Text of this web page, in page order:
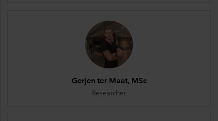
Gerjen ter Maat, MSc
Researcher